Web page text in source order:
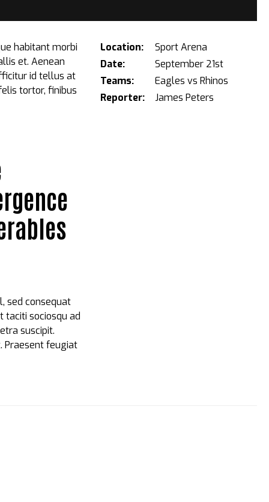
Location:
Sport Arena
Date:
September 21st
Teams:
Eagles vs Rhinos
Reporter:
James Peters
habitant morbi
et. Aenean
id tellus at
tortor, finibus
sed consequat
taciti sociosqu ad
suscipit.
Praesent feugiat